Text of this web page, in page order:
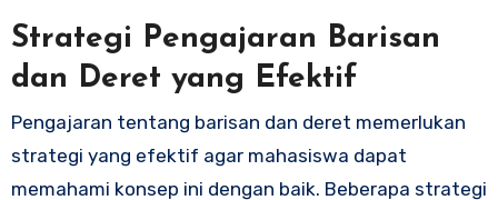
Strategi Pengajaran Barisan
dan Deret yang Efektif
Pengajaran tentang barisan dan deret memerlukan
strategi yang efektif agar mahasiswa dapat
memahami konsep ini dengan baik. Beberapa strategi